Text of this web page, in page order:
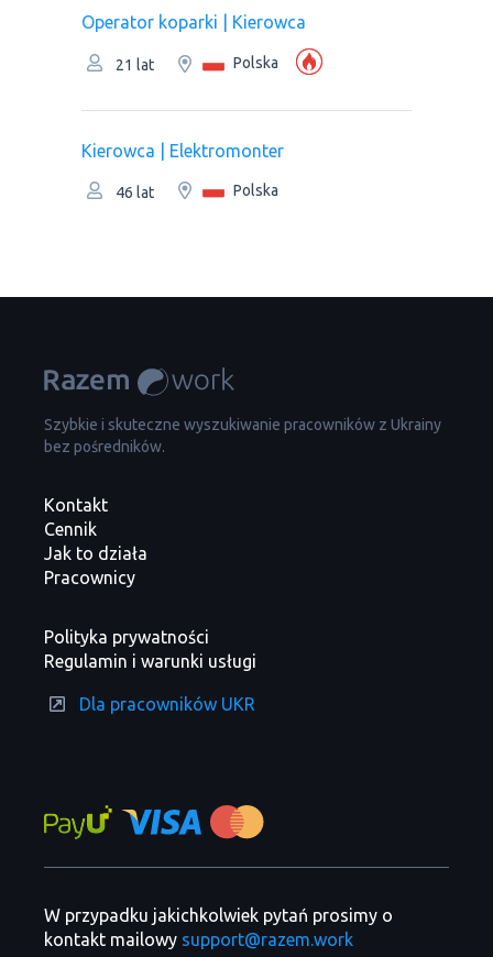
Operator koparki | Kierowca
21 lat Polska
Kierowca | Elektromonter
46 lat Polska
Szybkie i skuteczne wyszukiwanie pracowników z Ukrainy
bez pośredników.
Kontakt
Cennik
Jak to działa
Pracownicy
Polityka prywatności
Regulamin i warunki usługi
Dla pracowników UKR
W przypadku jakichkolwiek pytań prosimy o
kontakt mailowy support@razem.work